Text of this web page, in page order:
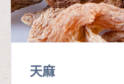
天麻